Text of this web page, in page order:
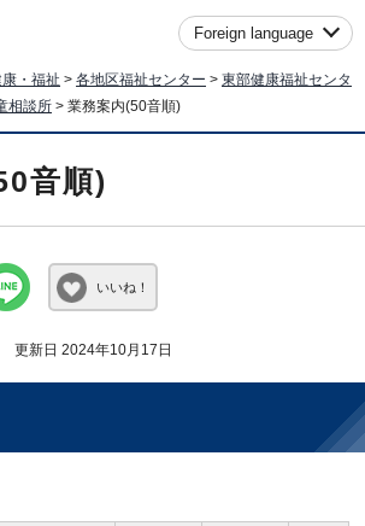
Foreign language
・福祉 > 各地区福祉センター > 東部健康福祉センタ
相談所 > 業務案内(50音順)
音順)
いいね！
更新日 2024年10月17日